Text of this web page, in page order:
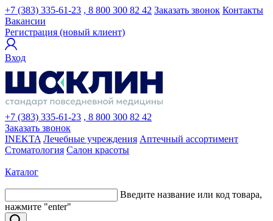
+7 (383) 335-61-23 , 8 800 300 82 42 Заказать звонок Контакты
Вакансии
Регистрация (новый клиент)
Вход
+7 (383) 335-61-23 , 8 800 300 82 42
Заказать звонок
INEKTA Лечебные учреждения Аптечный ассортимент
Стоматология Салон красоты
Каталог
Введите название или код товара,
нажмите "enter"